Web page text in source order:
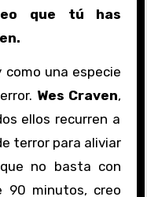
que tú has
una especie
Wes Craven,
ellos recurren a
terror para aliviar
no basta con
90 minutos, creo